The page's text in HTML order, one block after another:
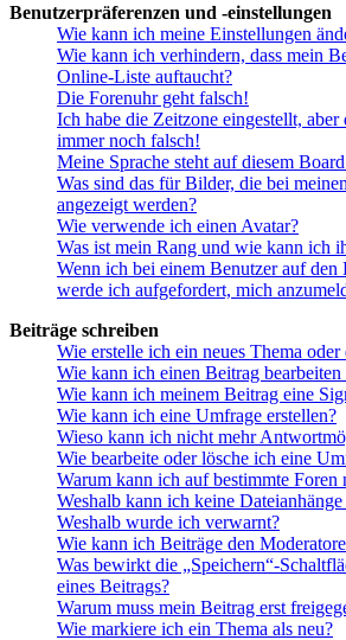
Benutzerpräferenzen und -einstellungen
Wie kann ich meine Einstellungen
Wie kann ich verhindern, dass mein
Online-Liste auftaucht?
Die Forenuhr geht falsch!
Ich habe die Zeitzone eingestellt, aber
immer noch falsch!
Meine Sprache steht auf diesem
Was sind das für Bilder, die bei
angezeigt werden?
Wie verwende ich einen Avatar?
Was ist mein Rang und wie kann ich
Wenn ich bei einem Benutzer auf
werde ich aufgefordert, mich
Beiträge schreiben
Wie erstelle ich ein neues Thema
Wie kann ich einen Beitrag bearbeiten
Wie kann ich meinem Beitrag eine
Wie kann ich eine Umfrage erstellen?
Wieso kann ich nicht mehr
Wie bearbeite oder lösche ich eine
Warum kann ich auf bestimmte Foren
Weshalb kann ich keine
Weshalb wurde ich verwarnt?
Wie kann ich Beiträge den
Was bewirkt die „Speichern“-
eines Beitrags?
Warum muss mein Beitrag erst
Wie markiere ich ein Thema als neu?